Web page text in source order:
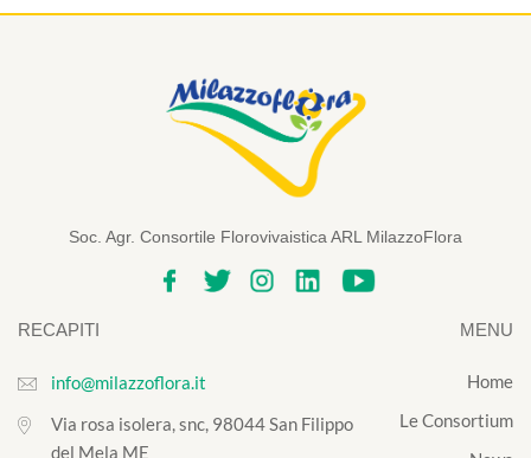
Soc. Agr. Consortile Florovivaistica ARL MilazzoFlora
RECAPITI
info@milazzoflora.it
Via rosa isolera, snc, 98044 San Filippo
del Mela ME
MENU
Home
Le Consortium